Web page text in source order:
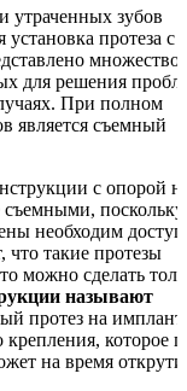
утраченных зубов
протеза с
множество
для решения
При полном
является съемный
с опорой
поскольку
необходим
что такие протезы
можно сделать
называют
протез на
которое
на время